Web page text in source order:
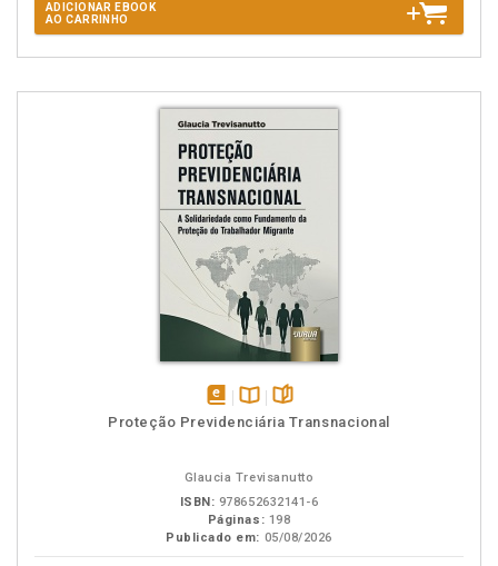
ADICIONAR EBOOK
AO CARRINHO
disponívelDisponível
páginas
Proteção Previdenciária Transnacional
Glaucia Trevisanutto
ISBN: 978652632141-6
Páginas: 198
Publicado em: 05/08/2026